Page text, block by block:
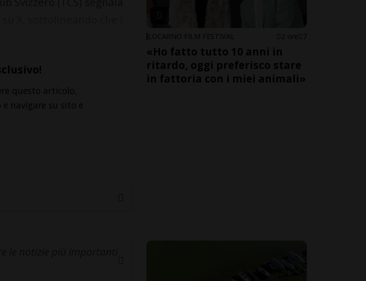
questo articolo,
navigare su sito e
LOCARNO FILM FESTIVAL 2 ore 7
«Ho fatto tutto 10 anni in
ritardo, oggi preferisco stare
in fattoria con i miei animali»